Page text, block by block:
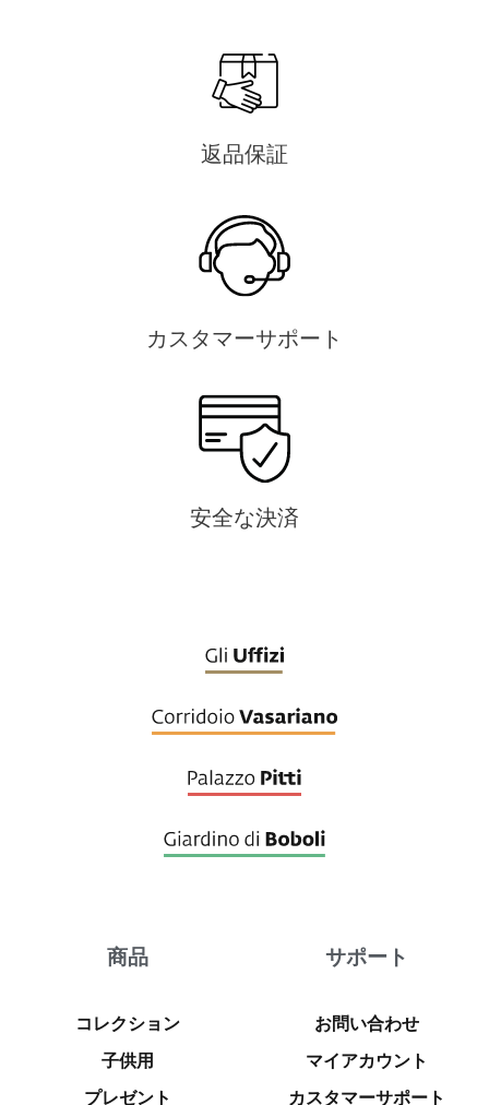
返品保証
カスタマーサポート
安全な決済
商品
コレクション
子供用
プレゼント
サポート
お問い合わせ
マイアカウント
カスタマーサポート